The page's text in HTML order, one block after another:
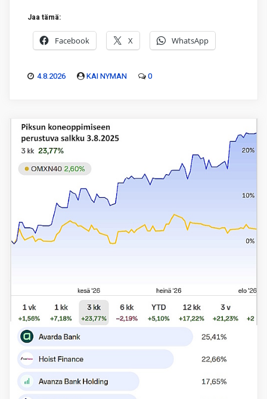
Jaa tämä:
Facebook X WhatsApp
4.8.2026 KAI NYMAN 0